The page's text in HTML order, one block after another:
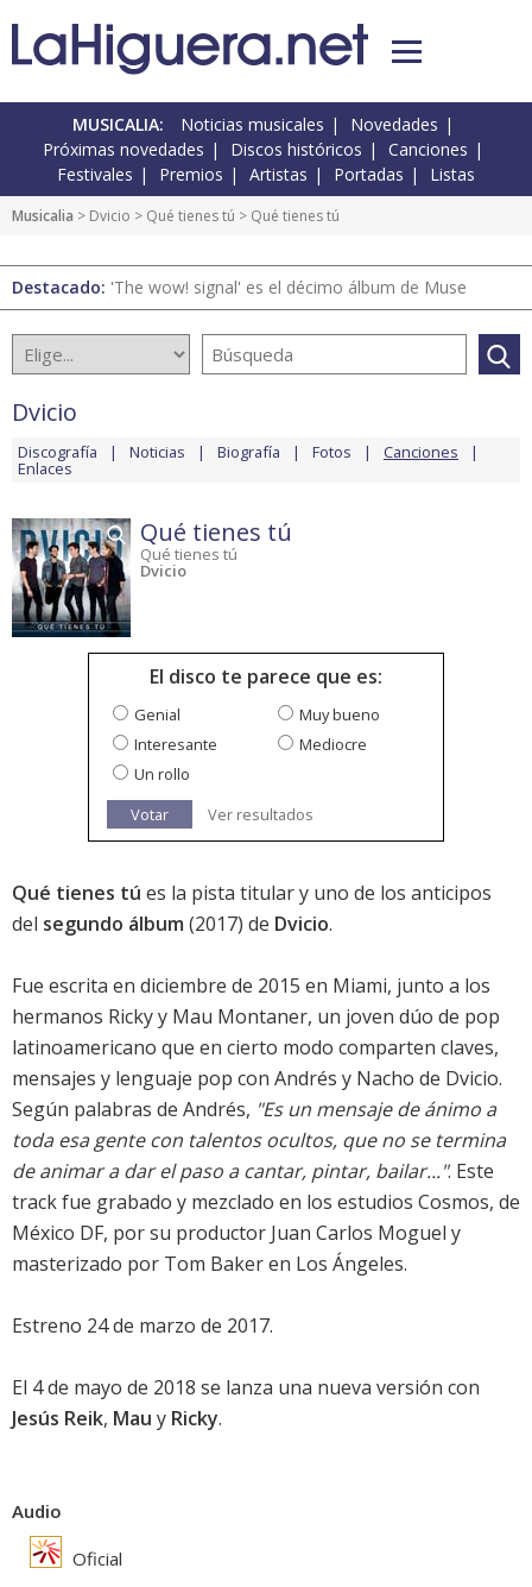
MUSICALIA: Noticias musicales
Novedades
Próximas novedades
Discos históricos
Canciones
Festivales
Premios Artistas Portadas Listas
Musicalia > Dvicio > Qué tienes tú > Qué tienes tú
Destacado: 'The wow! signal' es el décimo álbum de Muse
Dvicio
Discografía Noticias Biografía Fotos Canciones
Enlaces
Qué tienes tú
Qué tienes tú
Dvicio
El disco te parece que es:
Genial
Muy bueno
Interesante
Mediocre
Un rollo
Votar
Ver resultados
Qué tienes tú es la pista titular y uno de los anticipos
del segundo álbum (2017) de Dvicio.
Fue escrita en diciembre de 2015 en Miami, junto a los
hermanos Ricky y Mau Montaner, un joven dúo de pop
latinoamericano que en cierto modo comparten claves,
mensajes y lenguaje pop con Andrés y Nacho de Dvicio.
Según palabras de Andrés, "Es un mensaje de ánimo a
toda esa gente con talentos ocultos, que no se termina
de animar a dar el paso a cantar, pintar, bailar...". Este
track fue grabado y mezclado en los estudios Cosmos, de
México DF, por su productor Juan Carlos Moguel y
masterizado por Tom Baker en Los Ángeles.
Estreno 24 de marzo de 2017.
El 4 de mayo de 2018 se lanza una nueva versión con
Jesús Reik, Mau y Ricky.
Audio
Oficial